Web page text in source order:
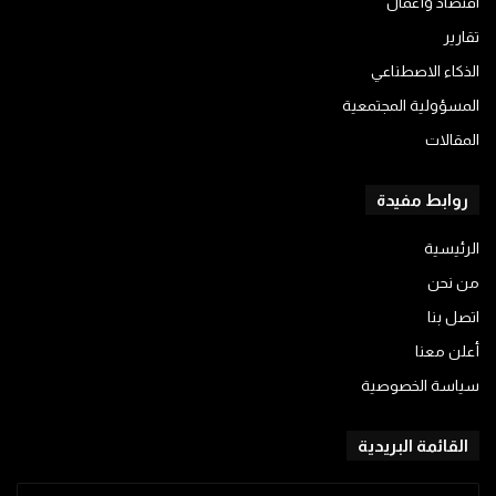
تقارير
الذكاء الاصطناعي
المسؤولية المجتمعية
المقالات
روابط مفيدة
الرئيسية
من نحن
اتصل بنا
أعلن معنا
سياسة الخصوصية
القائمة البريدية